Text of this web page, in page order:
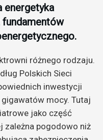
energetyka
różnego rodzaju.
Polskich Sieci
inwestycji
mocy. Tutaj
jako część
zależna pogodowo niż